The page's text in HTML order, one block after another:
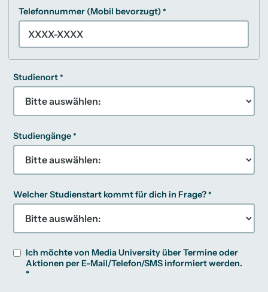
Telefonnummer (Mobil bevorzugt)
Studienort
Studiengänge
Welcher Studienstart kommt für dich in Frage?
Ich möchte von Media University über Termine oder
Aktionen per E-Mail/Telefon/SMS informiert werden.
*